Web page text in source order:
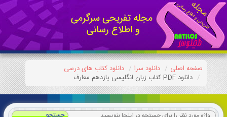
صفحه اصلی دانلود سرا
دانلود کتاب های درسی
دانلود PDF کتاب زبان انگلیسی یازدهم معارف